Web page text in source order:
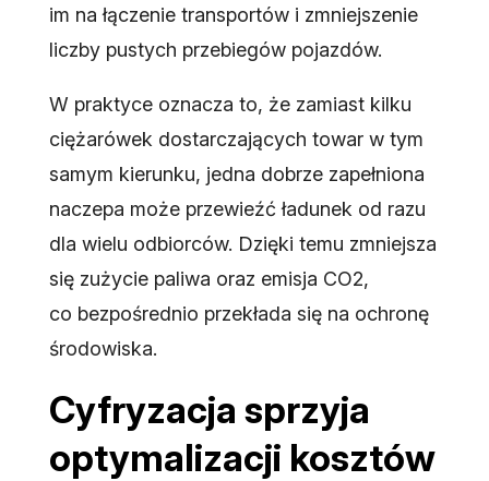
im na łączenie transportów i zmniejszenie
liczby pustych przebiegów pojazdów.
W praktyce oznacza to, że zamiast kilku
ciężarówek dostarczających towar w tym
samym kierunku, jedna dobrze zapełniona
naczepa może przewieźć ładunek od razu
dla wielu odbiorców. Dzięki temu zmniejsza
się zużycie paliwa oraz emisja CO2,
co bezpośrednio przekłada się na ochronę
środowiska.
Cyfryzacja sprzyja
optymalizacji kosztów